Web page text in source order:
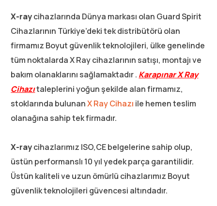
X-raycihazlarında Dünya markası olan Guard Spirit
Cihazlarının Türkiye’deki tek distribütörü olan
firmamız Boyut güvenlik teknolojileri, ülke genelinde
tüm noktalarda X Ray cihazlarının satışı, montajı ve
bakım olanaklarını sağlamaktadır . Karapınar X Ray
Cihazıtaleplerini yoğun şekilde alan firmamız,
stoklarında bulunanX Ray Cihazı ile hemen teslim
olanağına sahip tek firmadır.
X-raycihazlarımız ISO,CE belgelerine sahip olup,
üstün performanslı 10 yıl yedek parça garantilidir.
Üstün kaliteli ve uzun ömürlü cihazlarımız Boyut
güvenlik teknolojileri güvencesi altındadır.